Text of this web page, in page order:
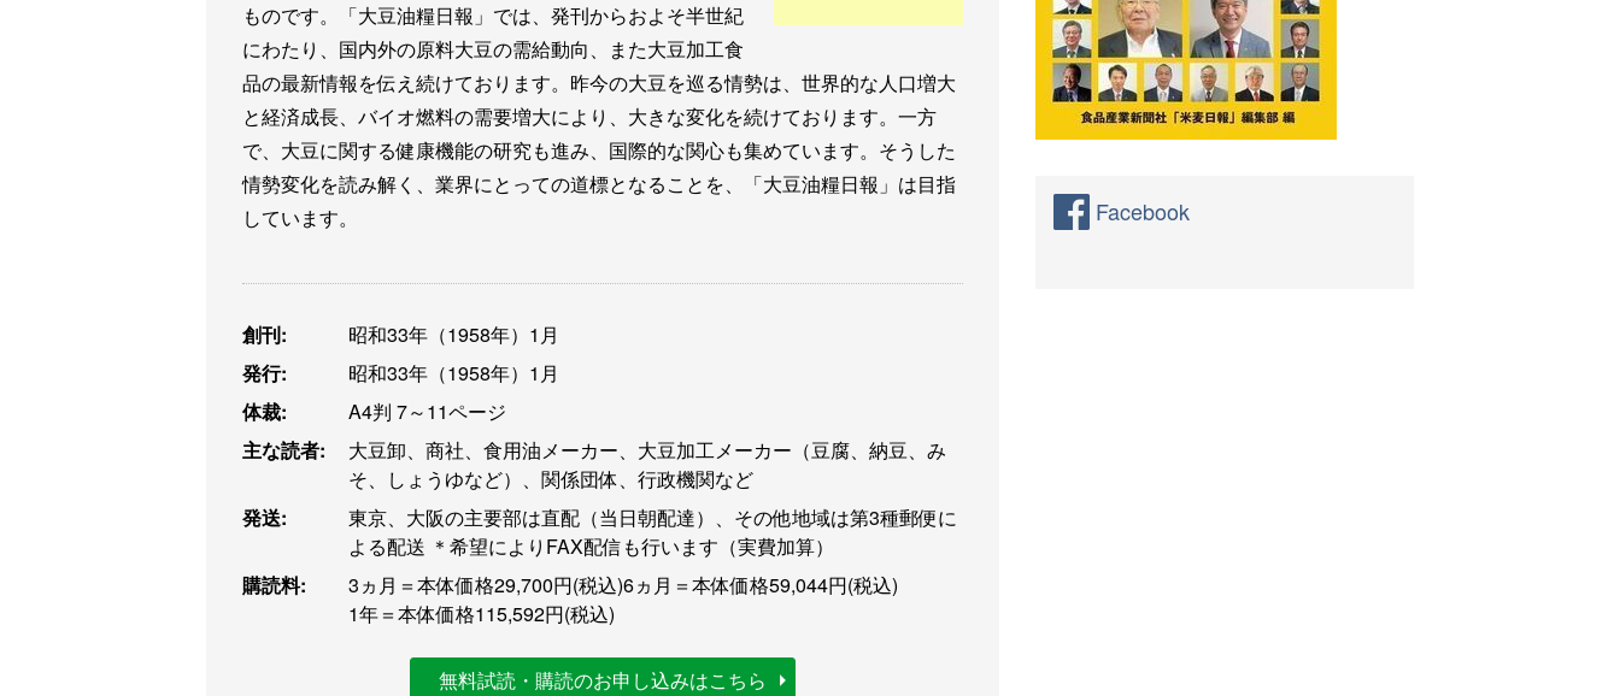
ものです。「大豆油糧日報」では、発刊からおよそ半世紀
にわたり、国内外の原料大豆の需給動向、また大豆加工食
品の最新情報を伝え続けております。昨今の大豆を巡る情勢は、世界的な人口増大
と経済成長、バイオ燃料の需要増大により、大きな変化を続けております。一方
で、大豆に関する健康機能の研究も進み、国際的な関心も集めています。そうした
情勢変化を読み解く、業界にとっての道標となることを、「大豆油糧日報」は目指
しています。
創刊:
昭和33年（1958年）1月
発行:
昭和33年（1958年）1月
体裁:
A4判 7～11ページ
主な読者:
大豆卸、商社、食用油メーカー、大豆加工メーカー（豆腐、納豆、み
そ、しょうゆなど）、関係団体、行政機関など
発送:
東京、大阪の主要部は直配（当日朝配達）、その他地域は第3種郵便に
よる配送 ＊希望によりFAX配信も行います（実費加算）
購読料:
3ヵ月＝本体価格29,700円(税込)6ヵ月＝本体価格59,044円(税込)
1年＝本体価格115,592円(税込)
無料試読・購読のお申し込みはこちら
Facebook